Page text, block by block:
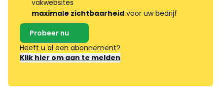
vakwebsites
maximale zichtbaarheid voor uw bedrijf
Probeer nu
Heeft u al een abonnement?
Klik hier om aan te melden